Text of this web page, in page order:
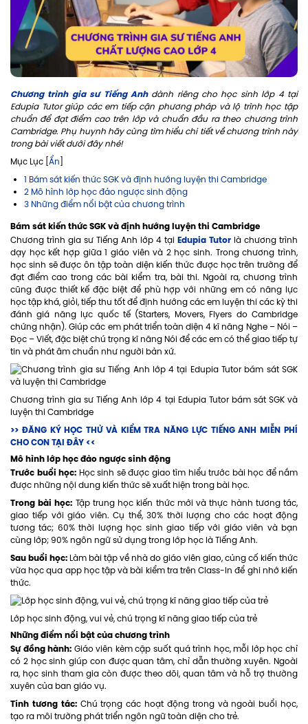
Chương trình gia sư Tiếng Anhdành riêng cho học sinh lớp 4 tại
Edupia Tutor giúp các em tiếp cận phương pháp và lộ trình học tập
chuẩn để đạt điểm cao trên lớp và chuẩn đầu ra theo chương trình
Cambridge. Phụ huynh hãy cùng tìm hiểu chi tiết về chương trình này
trong bài viết dưới đây nhé!
Mục Lục [ Ẩn
1 Bám sát kiến thức SGK và định hướng luyện thi Cambridge
2 Mô hình lớp học đảo ngược sinh động
3 Những điểm nổi bật của chương trình
Bám sát kiến thức SGK và định hướng luyện thi Cambridge
Chương trình gia sư Tiếng Anh lớp 4 tại Edupia Tutor là chương trình
dạy học kết hợp giữa 1 giáo viên và 2 học sinh. Trong chương trình,
học sinh sẽ được ôn tập toàn diện kiến thức được học trên trường để
đạt điểm cao trong các bài kiểm tra, bài thi. Ngoài ra, chương trình
cũng được thiết kế đặc biệt để phù hợp với những em có năng lực
học tập khá, giỏi, tiếp thu tốt để định hướng các em luyện thi các kỳ thi
đánh giá năng lực quốc tế (Starters, Movers, Flyers do Cambridge
chứng nhận). Giúp các em phát triển toàn diện 4 kĩ năng Nghe – Nói –
Đọc – Viết, đặc biệt chú trọng kĩ năng Nói để các em có thể giao tiếp tự
tin và phát âm chuẩn như người bản xứ.
Chương trình gia sư Tiếng Anh lớp 4 tại Edupia Tutor bám sát SGK và
luyện thi Cambridge
>> ĐĂNG KÝ HỌC THỬ VÀ KIỂM TRA NĂNG LỰC TIẾNG ANH MIỄN PHÍ
CHO CON TẠI ĐÂY <<
Mô hình lớp học đảo ngược sinh động
Trước buổi học: Học sinh sẽ được giao tìm hiểu trước bài học để nắm
được những nội dung kiến thức sẽ xuất hiện trong bài học.
Trong bài học: Tập trung học kiến thức mới và thực hành tương tác,
giao tiếp với giáo viên. Cụ thể, 30% thời lượng cho các hoạt động
tương tác; 60% thời lượng học sinh giao tiếp với giáo viên và bạn
cùng lớp; 90% ngôn ngữ sử dụng trong lớp học là Tiếng Anh.
Sau buổi học: Làm bài tập về nhà do giáo viên giao, củng cố kiến thức
vừa học qua app học tập và bài kiểm tra trên Class-In để ghi nhớ kiến
thức.
Lớp học sinh động, vui vẻ, chú trọng kĩ năng giao tiếp của trẻ
Những điểm nổi bật của chương trình
Sự đồng hành: Giáo viên kèm cặp suốt quá trình học, mỗi lớp học chỉ
có 2 học sinh giúp con được quan tâm, chỉ dẫn thường xuyên. Ngoài
ra, học sinh tham gia còn được theo dõi, quan tâm và hỗ trợ thường
xuyên của ban giáo vụ.
Tính tương tác:Chú trọng các hoạt động trong và ngoài buổi học,
tạo ra môi trường phát triển ngôn ngữ toàn diện cho trẻ.